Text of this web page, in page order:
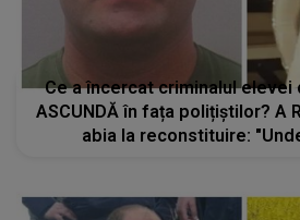
Ce a încercat criminalul elevei
ASCUNDĂ în fața polițiștilor? A
abia la reconstituire: